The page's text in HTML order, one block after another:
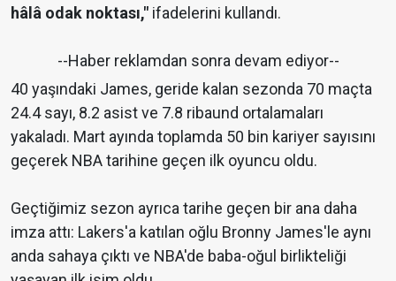
hâlâ odak noktası," ifadelerini kullandı.
--Haber reklamdan sonra devam ediyor--
40 yaşındaki James, geride kalan sezonda 70 maçta
24.4 sayı, 8.2 asist ve 7.8 ribaund ortalamaları
yakaladı. Mart ayında toplamda 50 bin kariyer sayısını
geçerek NBA tarihine geçen ilk oyuncu oldu.
Geçtiğimiz sezon ayrıca tarihe geçen bir ana daha
imza attı: Lakers'a katılan oğlu Bronny James'le aynı
anda sahaya çıktı ve NBA'de baba-oğul birlikteliği